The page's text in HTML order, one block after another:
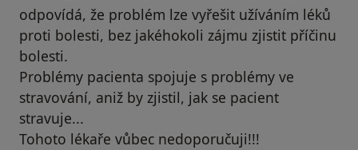
odpovídá, že problém lze vyřešit užíváním léků
proti bolesti, bez jakéhokoli zájmu zjistit příčinu
bolesti.
Problémy pacienta spojuje s problémy ve
stravování, aniž by zjistil, jak se pacient
stravuje...
Tohoto lékaře vůbec nedoporučuji!!!